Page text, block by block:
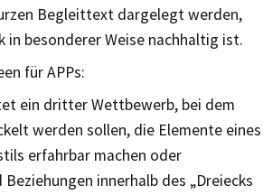
Begleittext dargelegt werden,
in besonderer Weise nachhaltig ist.
für APPs:
ein dritter Wettbewerb, bei dem
werden sollen, die Elemente eines
erfahrbar machen oder
innerhalb des „Dreiecks